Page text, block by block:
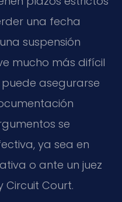
una fecha
suspensión
mucho más difícil
asegurarse
se
ya sea en
o ante un juez
Circuit Court.